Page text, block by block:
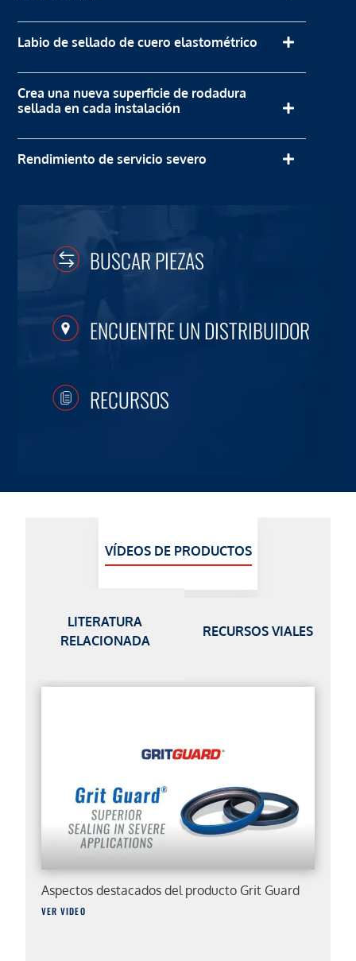
Labio de sellado de cuero elastométrico
Crea una nueva superficie de rodadura
sellada en cada instalación
Rendimiento de servicio severo
BUSCAR PIEZAS
ENCUENTRE UN DISTRIBUIDOR
RECURSOS
VÍDEOS DE PRODUCTOS
LITERATURA
RELACIONADA
RECURSOS VIALES
Aspectos destacados del producto Grit Guard
VER VIDEO